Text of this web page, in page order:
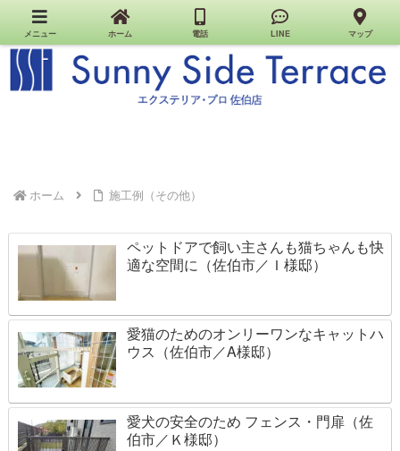
佐伯市のエクステリア・外構・お家のお店｜Sunny Side Terrace（エクステリア・プロ佐伯
ホーム 施工例（その他）
ペットドアで飼い主さんも猫ちゃんも快
適な空間に（佐伯市／Ｉ様邸）
愛猫のためのオンリーワンなキャットハ
ウス（佐伯市／A様邸）
愛犬の安全のため フェンス・門扉（佐
伯市／Ｋ様邸）
メニュー ホーム 電話 LINE マップ